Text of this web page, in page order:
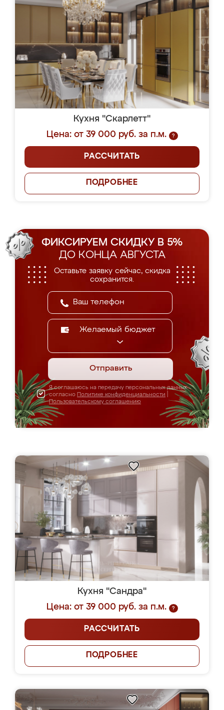
Кухня "Скарлетт"
Цена: от 39 000 руб. за п.м.
?
РАССЧИТАТЬ
ПОДРОБНЕЕ
ФИКСИРУЕМ СКИДКУ В 5%
ДО КОНЦА АВГУСТА
Оставьте заявку сейчас, скидка
сохранится.
Желаемый бюджет
Отправить
Я соглашаюсь на передачу персональных данных
согласно Политике конфиденциальности
Пользовательскому соглашению
Кухня "Сандра"
Цена: от 39 000 руб. за п.м.
?
РАССЧИТАТЬ
ПОДРОБНЕЕ